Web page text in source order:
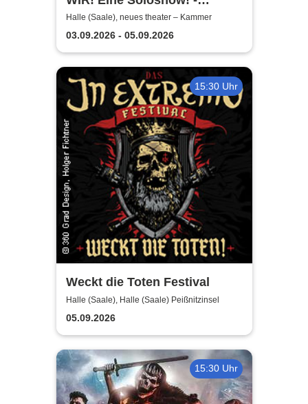
Theater, Oper und Orchester
Halle
Halle (Saale), neues theater – Kammer
03.09.2026 - 05.09.2026
15:30 Uhr
Weckt die Toten Festival
Halle (Saale), Halle (Saale) Peißnitzinsel
05.09.2026
15:30 Uhr